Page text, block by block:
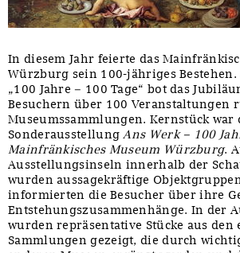
In diesem Jahr feierte das
Würzburg sein 100-jähriges
„100 Jahre – 100 Tage“ bot das
Besuchern über 100 Veranstaltungen
Museumssammlungen. Kernstück war
SonderausstellungAns Werk – 100
Mainfränkisches Museum Würzburg.
Ausstellungsinseln innerhalb der
wurden aussagekräftige
informierten die Besucher über ihre
Entstehungszusammenhänge. In der
wurden repräsentative Stücke aus den
Sammlungen gezeigt, die durch